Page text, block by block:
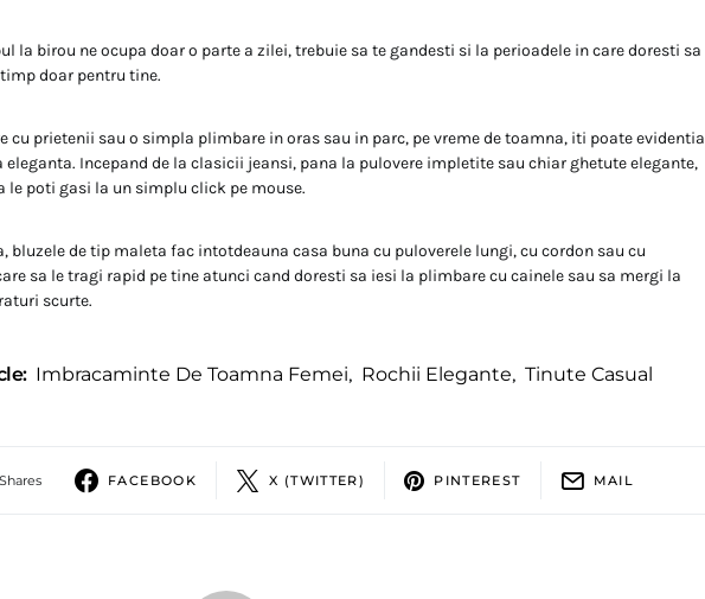
la birou ne ocupa doar o parte a zilei, trebuie sa te gandesti si la perioadele in care doresti sa
doar pentru tine.
cu prietenii sau o simpla plimbare in oras sau in parc, pe vreme de toamna, iti poate evidentia
eleganta. Incepand de la clasicii jeansi, pana la pulovere impletite sau chiar ghetute elegante,
le poti gasi la un simplu click pe mouse.
bluzele de tip maleta fac intotdeauna casa buna cu puloverele lungi, cu cordon sau cu
sa le tragi rapid pe tine atunci cand doresti sa iesi la plimbare cu cainele sau sa mergi la
scurte.
Imbracaminte De Toamna Femei, Rochii Elegante, Tinute Casual
FACEBOOK X (TWITTER) PINTEREST MAIL